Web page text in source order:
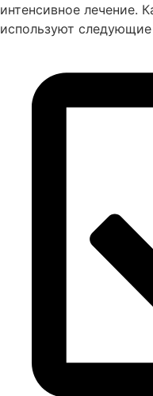
интенсивное лечение.
используют